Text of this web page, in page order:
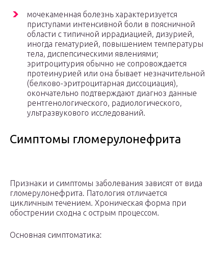
мочекаменная болезнь характеризуется
приступами интенсивной боли в поясничной
области с типичной иррадиацией, дизурией,
иногда гематурией, повышением температуры
тела, диспепсическими явлениями;
эритроцитурия обычно не сопровождается
протеинурией или она бывает незначительной
(белково-эритроцитарная диссоциация),
окончательно подтверждают диагноз данные
рентгенологического, радиологического,
ультразвукового исследований.
Симптомы гломерулонефрита
Признаки и симптомы заболевания зависят от вида
гломерулонефрита. Патология отличается
цикличным течением. Хроническая форма при
обострении сходна с острым процессом.
Основная симптоматика: